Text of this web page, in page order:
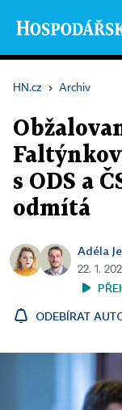
HN.cz › Archiv
s ODS a
odmítá
Adéla
22. 1.
ODEBÍRAT